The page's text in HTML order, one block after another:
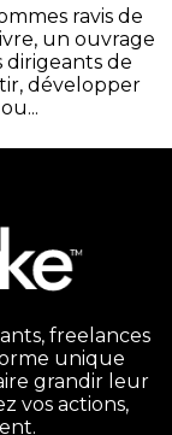
ravis de
un ouvrage
de
développer
freelances
unique
grandir leur
vos actions,